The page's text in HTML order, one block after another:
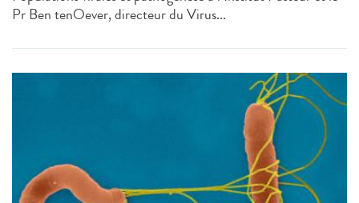
Pr Ben tenOever, directeur du Virus...